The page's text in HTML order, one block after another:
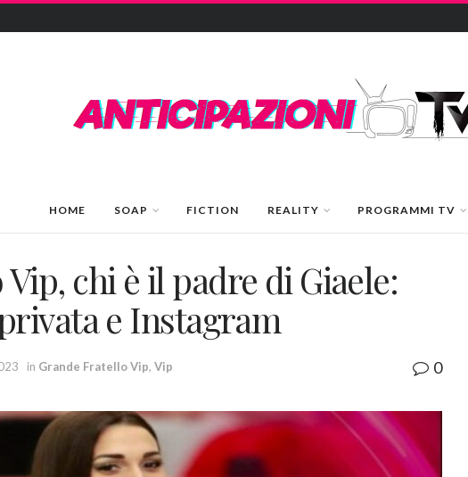
HOME SOAP FICTION REALITY PROGRAMMI TV
chi è il padre di Giaele:
e Instagram
in Grande Fratello Vip, Vip 0